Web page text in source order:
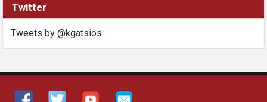
Twitter
Tweets by @kgatsios